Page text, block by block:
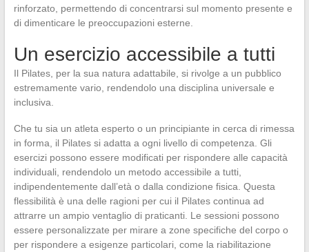
rinforzato, permettendo di concentrarsi sul momento presente e
di dimenticare le preoccupazioni esterne.
Un esercizio accessibile a tutti
Il Pilates, per la sua natura adattabile, si rivolge a un pubblico
estremamente vario, rendendolo una disciplina universale e
inclusiva.
Che tu sia un atleta esperto o un principiante in cerca di rimessa
in forma, il Pilates si adatta a ogni livello di competenza. Gli
esercizi possono essere modificati per rispondere alle capacità
individuali, rendendolo un metodo accessibile a tutti,
indipendentemente dall’età o dalla condizione fisica. Questa
flessibilità è una delle ragioni per cui il Pilates continua ad
attrarre un ampio ventaglio di praticanti. Le sessioni possono
essere personalizzate per mirare a zone specifiche del corpo o
per rispondere a esigenze particolari, come la riabilitazione